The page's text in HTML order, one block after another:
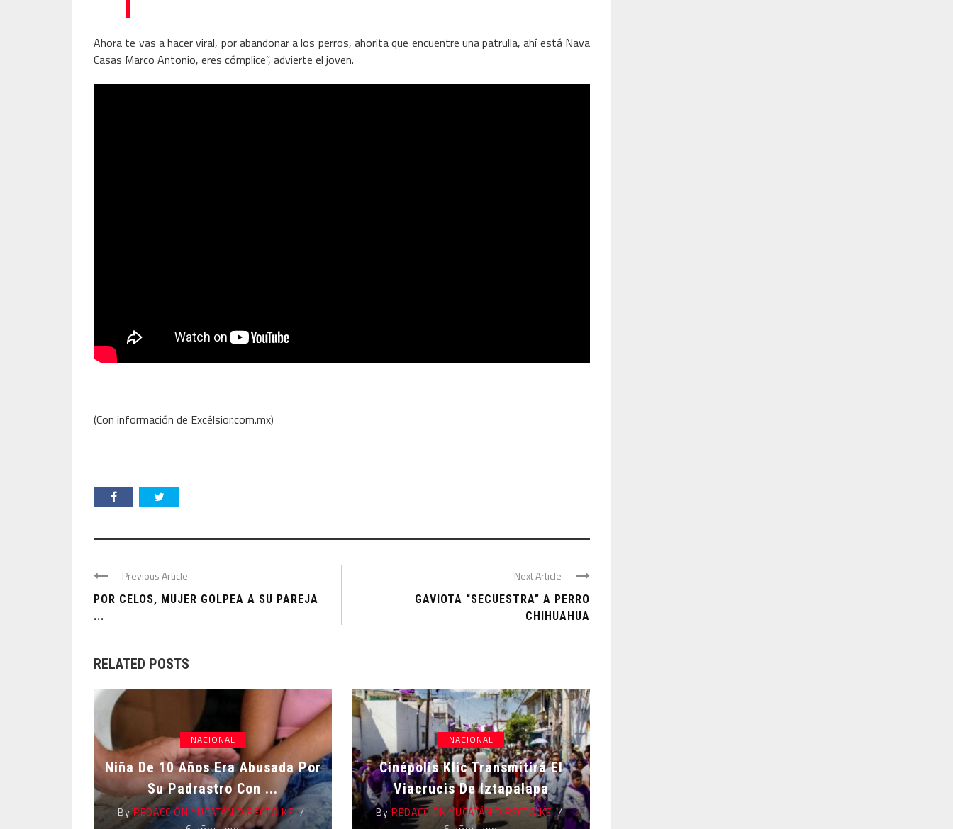
Ahora te vas a hacer viral, por abandonar a los perros, ahorita que encuentre una patrulla, ahí está Nava
Casas Marco Antonio, eres cómplice”, advierte el joven.
(Con información de Excélsior.com.mx)
Previous Article
POR CELOS, MUJER GOLPEA A SU PAREJA
...
Next Article
GAVIOTA “SECUESTRA” A PERRO
CHIHUAHUA
RELATED POSTS
NACIONAL
Niña De 10 Años Era Abusada Por
Su Padrastro Con ...
ByREDACCIÓN YUCATÁN DIRECTO KE
NACIONAL
Cinépolis Klic Transmitirá El
Viacrucis De Iztapalapa
ByREDACCIÓN YUCATÁN DIRECTO KE